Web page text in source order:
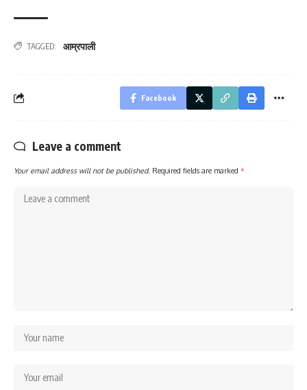
TAGGED: आम्रपाली
Facebook
Leave a comment
Your email address will not be published. Required fields are marked *